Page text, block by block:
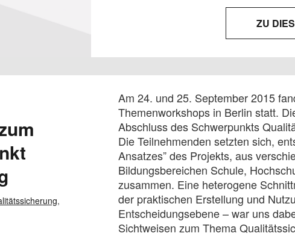
ZU
,
Am 24. und 25. September 2015
Themenworkshops in Berlin statt.
Abschluss des Schwerpunkts
Die Teilnehmenden setzten sich,
Ansatzes” des Projekts, aus
Bildungsbereichen Schule,
zusammen. Eine heterogene
der praktischen Erstellung und
Entscheidungsebene – war uns
Sichtweisen zum Thema